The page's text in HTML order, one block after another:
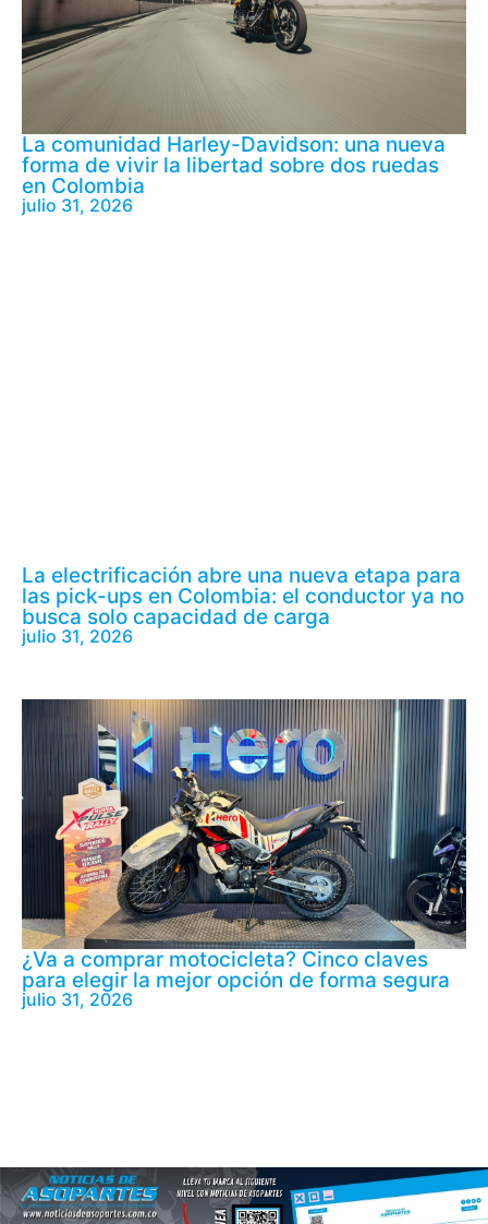
La comunidad Harley-Davidson: una nueva
forma de vivir la libertad sobre dos ruedas
en Colombia
julio 31, 2026
La electrificación abre una nueva etapa para
las pick-ups en Colombia: el conductor ya no
busca solo capacidad de carga
julio 31, 2026
¿Va a comprar motocicleta? Cinco claves
para elegir la mejor opción de forma segura
julio 31, 2026